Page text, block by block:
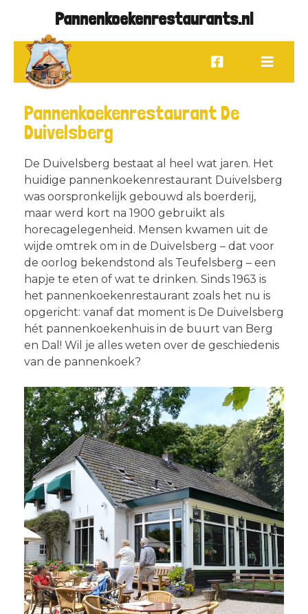
Pannenkoekenrestaurants.nl
Pannenkoekenrestaurant De
Duivelsberg
De Duivelsberg bestaat al heel wat jaren. Het
huidige pannenkoekenrestaurant Duivelsberg
was oorspronkelijk gebouwd als boerderij,
maar werd kort na 1900 gebruikt als
horecagelegenheid. Mensen kwamen uit de
wijde omtrek om in de Duivelsberg – dat voor
de oorlog bekendstond als Teufelsberg – een
hapje te eten of wat te drinken. Sinds 1963 is
het pannenkoekenrestaurant zoals het nu is
opgericht: vanaf dat moment is De Duivelsberg
hét pannenkoekenhuis in de buurt van Berg
en Dal! Wil je alles weten over de geschiedenis
van de pannenkoek?